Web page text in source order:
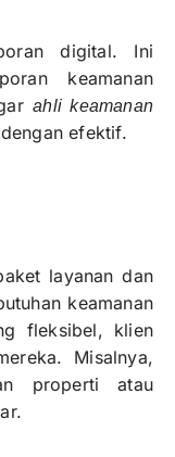
digital. Ini
keamanan
ahli keamanan
efektif.
layanan dan
keamanan
fleksibel, klien
Misalnya,
properti atau